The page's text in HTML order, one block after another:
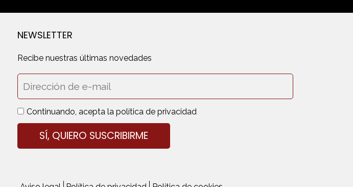
NEWSLETTER
Recibe nuestras últimas novedades
Continuando, acepta la política de privacidad